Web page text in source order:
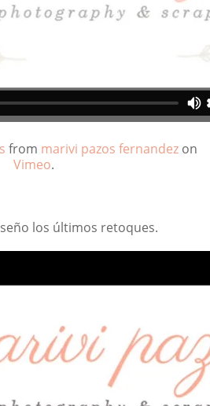
from marivi pazos fernandezon
Vimeo.
los últimos retoques.